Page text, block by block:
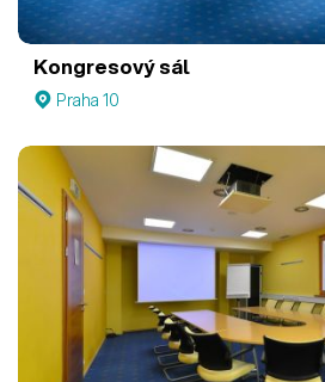
Kongresový sál
Praha 10